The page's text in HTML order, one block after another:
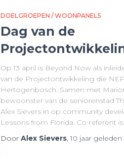
DOELGROEPEN / WOONPANELS
Dag van de
Op 13 april is Beyond Now als
van de Projectontwikkeling die
Hertogenbosch. Samen met
bewoonster van de seniorenstad
Alex Sievers in op community
Lessons from Florida. Co-referent
Door Alex Sievers,10 jaar geleden